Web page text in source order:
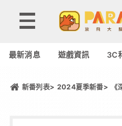
最新消息 遊戲資訊 3C
新番列表> 2024夏季新番> 《